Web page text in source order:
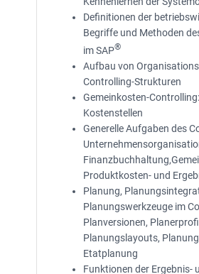
Definitionen der
Begriffe und Methoden
im SAP®
Aufbau von
Controlling-Strukturen
Gemeinkosten-
Kostenstellen
Generelle Aufgaben des
Produktkosten- und
Planung,
Planungswerkzeuge im
Planversionen,
Planungslayouts,
Etatplanung
Funktionen der Ergebnis-